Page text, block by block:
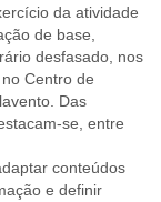
da atividade
de base,
desfasado, nos
Centro de
Das
se, entre
conteúdos
e definir